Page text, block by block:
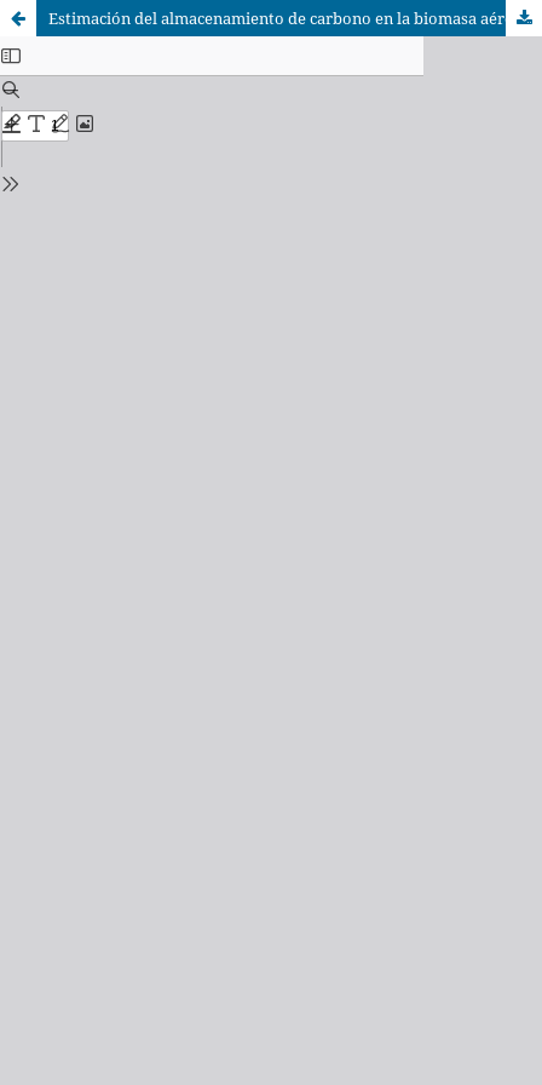
Estimación del almacenamiento de carbono en la biomasa aérea de un bosque de transición selva de Yungas–Bosque Chaqueño Semiárido de Jujuy, Argentina